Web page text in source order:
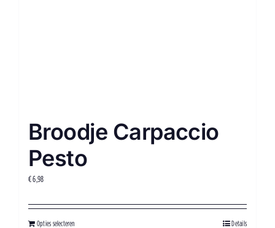
Broodje Carpaccio
Pesto
€6,98
Opties selecteren Details